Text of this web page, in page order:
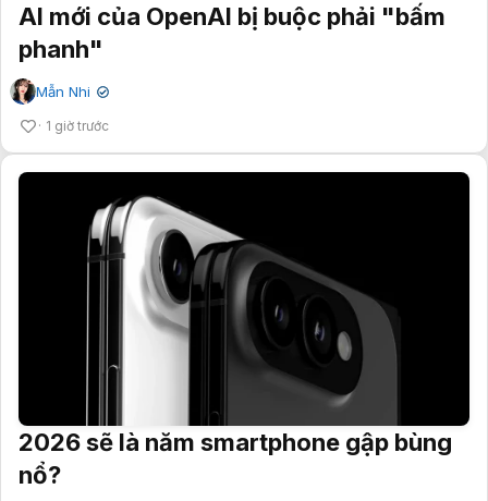
AI mới của OpenAI bị buộc phải "bấm
phanh"
Mẫn Nhi ✔
1 giờ trước
2026 sẽ là năm smartphone gập bùng
nổ?